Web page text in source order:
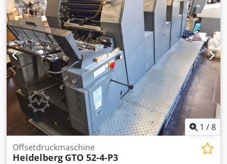
1 /8
Offsetdruckmaschine
Heidelberg GTO 52-4-P3